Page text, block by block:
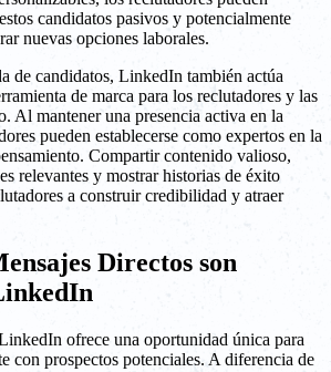
candidatos pasivos y potencialmente
nuevas opciones laborales.
de candidatos, LinkedIn también actúa
de marca para los reclutadores y las
Al mantener una presencia activa en la
pueden establecerse como expertos en la
Compartir contenido valioso,
relevantes y mostrar historias de éxito
a construir credibilidad y atraer
Directos son
ofrece una oportunidad única para
con prospectos potenciales. A diferencia de